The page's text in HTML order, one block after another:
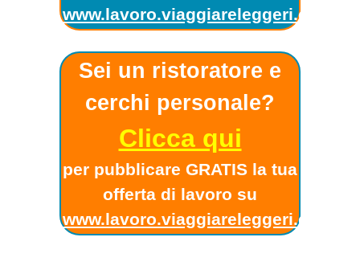
www.lavoro.viaggiareleggeri.com
Sei un ristoratore e
cerchi personale?
Clicca qui
per pubblicare GRATIS la tua
offerta di lavoro su
www.lavoro.viaggiareleggeri.com